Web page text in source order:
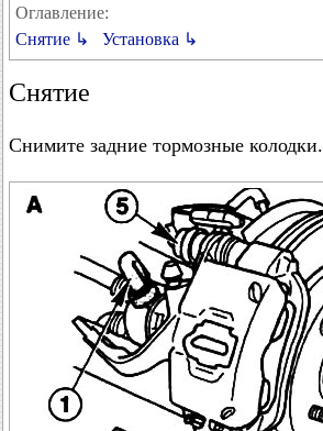
Оглавление:
Снятие ↳
Установка ↳
Снятие
Снимите задние тормозные колодки.